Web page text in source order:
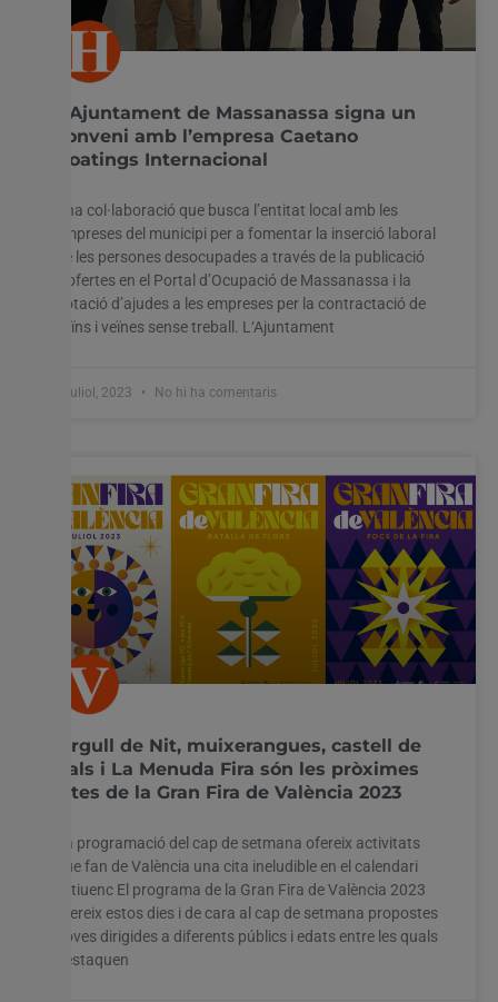
L’Ajuntament de Massanassa signa un
conveni amb l’empresa Caetano
Coatings Internacional
Una col·laboració que busca l’entitat local amb les
empreses del municipi per a fomentar la inserció laboral
de les persones desocupades a través de la publicació
d’ofertes en el Portal d’Ocupació de Massanassa i la
dotació d’ajudes a les empreses per la contractació de
veïns i veïnes sense treball. L‘Ajuntament
6 juliol, 2023 No hi ha comentaris
Orgull de Nit, muixerangues, castell de
pals i La Menuda Fira són les pròximes
cites de la Gran Fira de València 2023
La programació del cap de setmana ofereix activitats
que fan de València una cita ineludible en el calendari
estiuenc El programa de la Gran Fira de València 2023
ofereix estos dies i de cara al cap de setmana propostes
noves dirigides a diferents públics i edats entre les quals
destaquen